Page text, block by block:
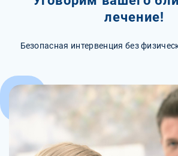
лечение!
Безопасная интервенция без